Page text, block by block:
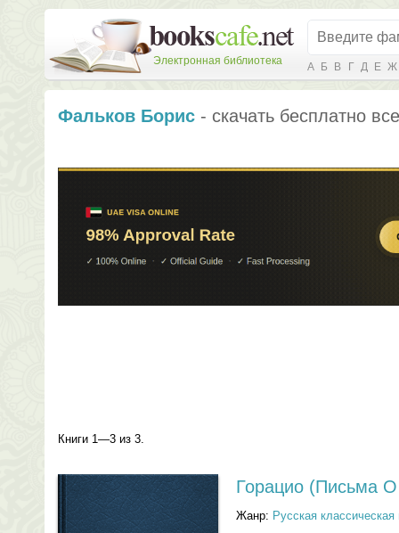
Электронная библиотека А Б В Г Д Е Ж
Фальков Борис - скачать бесплатно
Книги 1—3 из 3.
Горацио (Письма
Жанр: Русская классическая